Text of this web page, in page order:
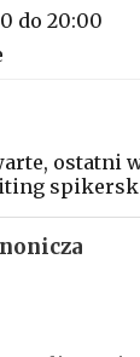
do 20:00
ostatni